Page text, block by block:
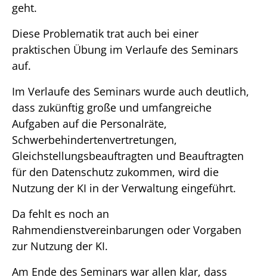
geht.
Diese Problematik trat auch bei einer
praktischen Übung im Verlaufe des Seminars
auf.
Im Verlaufe des Seminars wurde auch deutlich,
dass zukünftig große und umfangreiche
Aufgaben auf die Personalräte,
Schwerbehindertenvertretungen,
Gleichstellungsbeauftragten und Beauftragten
für den Datenschutz zukommen, wird die
Nutzung der KI in der Verwaltung eingeführt.
Da fehlt es noch an
Rahmendienstvereinbarungen oder Vorgaben
zur Nutzung der KI.
Am Ende des Seminars war allen klar, dass